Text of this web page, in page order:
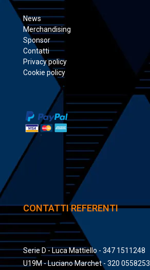
News
Merchandising
Sponsor
Contatti
Privacy policy
Cookie policy
CONTATTI REFERENTI
Serie D - Luca Mattiello - 347 1511248
U19M - Luciano Marchet - 320 0558253